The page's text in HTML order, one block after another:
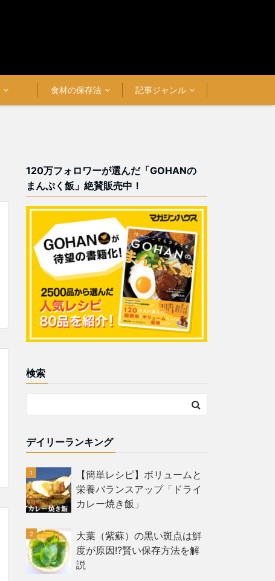
食材の保存法 記事ジャンル
120万フォロワーが選んだ「GOHANの
まんぷく飯」絶賛販売中！
検索
デイリーランキング
【簡単レシピ】ボリュームと
栄養バランスアップ「ドライ
カレー焼き飯」
大葉（紫蘇）の黒い斑点は鮮
度が原因!?賢い保存方法を解
説